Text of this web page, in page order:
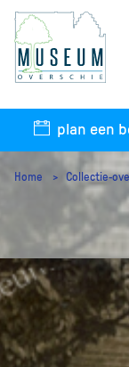
plan een
Home Collectie-